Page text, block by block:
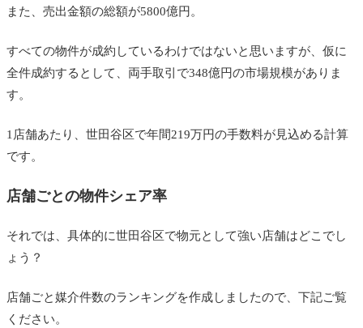
また、売出金額の総額が5800億円。
すべての物件が成約しているわけではないと思いますが、仮に
全件成約するとして、両手取引で348億円の市場規模がありま
す。
1店舗あたり、世田谷区で年間219万円の手数料が見込める計算
です。
店舗ごとの物件シェア率
それでは、具体的に世田谷区で物元として強い店舗はどこでし
ょう？
店舗ごと媒介件数のランキングを作成しましたので、下記ご覧
ください。